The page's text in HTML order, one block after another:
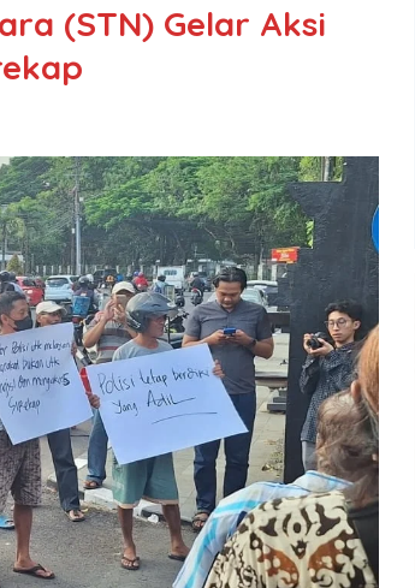
(STN) Gelar Aksi